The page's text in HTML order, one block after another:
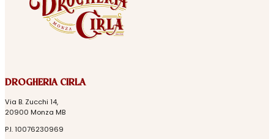
DROGHERIA CIRLA
Via B. Zucchi 14,
20900 Monza MB
P.I. 10076230969